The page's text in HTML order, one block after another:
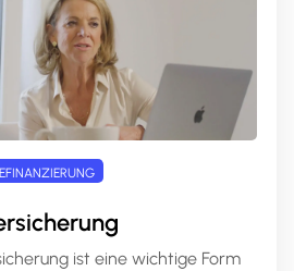
ist eine wichtige Form